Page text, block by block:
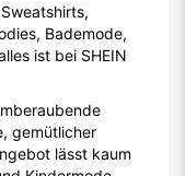
Bademode,
ist bei SHEIN
gemütlicher
lässt kaum